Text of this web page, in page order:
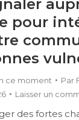
pour
ce moment Par
Laisser un
des fortes